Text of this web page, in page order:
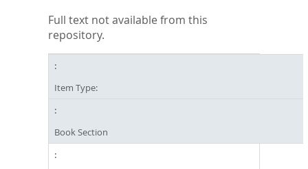
Full text not available from this
repository.
Item Type:
Book Section